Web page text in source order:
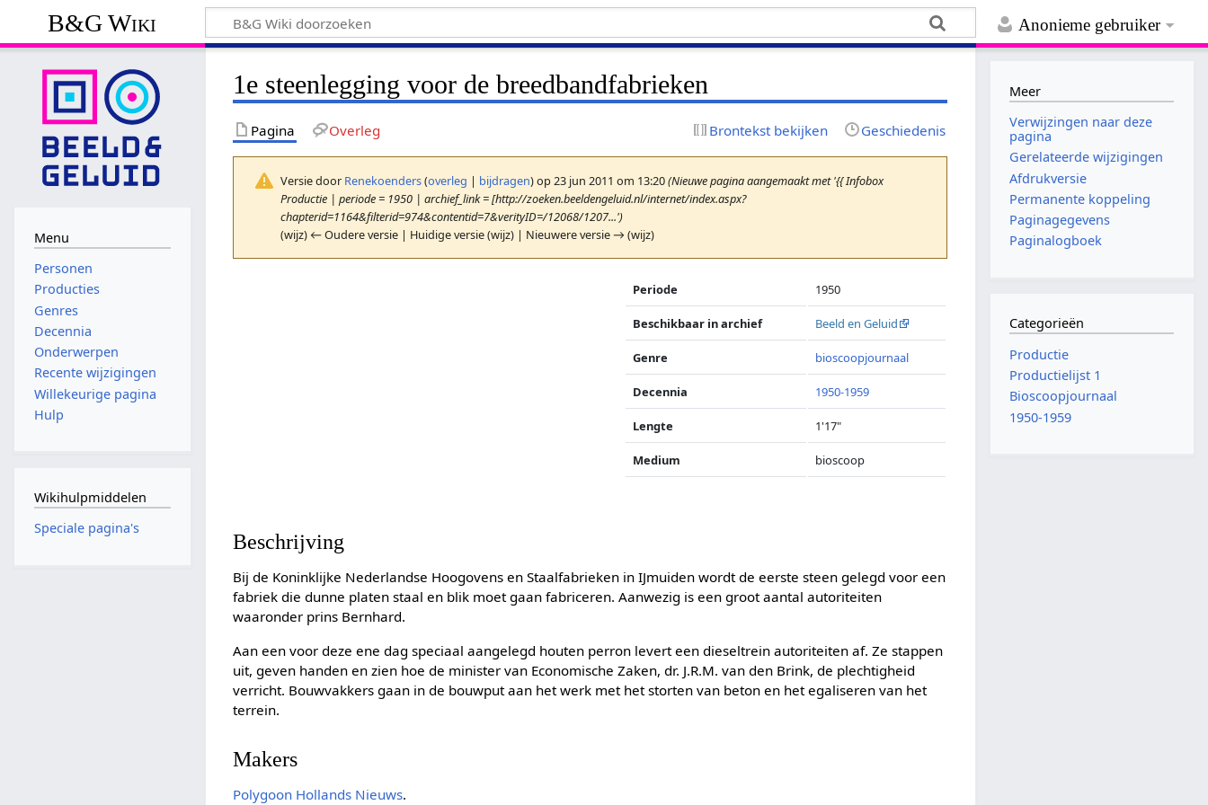
Anonieme gebruiker
B&G Wiki
1e steenlegging voor de breedbandfabrieken
Pagina Overleg Brontekst bekijken Geschiedenis
Versie door Renekoenders(overleg | bijdragen)op 23 jun 2011 om 13:20(Nieuwe pagina aangemaakt met '{{ Infobox
Productie | periode = 1950 | archief_link = [http://zoeken.beeldengeluid.nl/internet/index.aspx?
chapterid=1164&filterid=974&contentid=7&verityID=/12068/1207...')
(wijz) ← Oudere versie | Huidige versie (wijz) | Nieuwere versie → (wijz)
Periode 1950
Beschikbaar in archief Beeld en Geluid
Genre bioscoopjournaal
Decennia 1950-1959
Lengte 1'17"
Medium bioscoop
Beschrijving
Bij de Koninklijke Nederlandse Hoogovens en Staalfabrieken in IJmuiden wordt de eerste steen gelegd voor een
fabriek die dunne platen staal en blik moet gaan fabriceren. Aanwezig is een groot aantal autoriteiten
waaronder prins Bernhard.
Aan een voor deze ene dag speciaal aangelegd houten perron levert een dieseltrein autoriteiten af. Ze stappen
uit, geven handen en zien hoe de minister van Economische Zaken, dr. J.R.M. van den Brink, de plechtigheid
verricht. Bouwvakkers gaan in de bouwput aan het werk met het storten van beton en het egaliseren van het
terrein.
Makers
Polygoon Hollands Nieuws.
Menu
Personen
Producties
Genres
Decennia
Onderwerpen
Recente wijzigingen
Willekeurige pagina
Hulp
Wikihulpmiddelen
Speciale pagina's
Meer
Verwijzingen naar deze
pagina
Gerelateerde wijzigingen
Afdrukversie
Permanente koppeling
Paginagegevens
Paginalogboek
Categorieën
Productie
Productielijst 1
Bioscoopjournaal
1950-1959